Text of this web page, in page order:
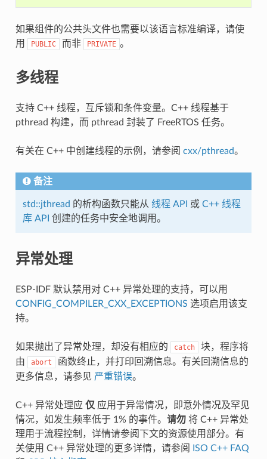
如果组件的公共头文件也需要以该语言标准编译，请使
用
PUBLIC 而非 PRIVATE 。
多线程
支持 C++ 线程，互斥锁和条件变量。C++ 线程基于
pthread 构建，而 pthread 封装了 FreeRTOS 任务。
有关在 C++ 中创建线程的示例，请参阅 cxx/pthread。
备注
std::jthread 的析构函数只能从 线程 API 或 C++ 线程
库 API 创建的任务中安全地调用。
异常处理
ESP-IDF 默认禁用对 C++ 异常处理的支持，可以用
CONFIG_COMPILER_CXX_EXCEPTIONS 选项启用该支
持。
如果抛出了异常处理，却没有相应的 catch
块，程序将
由
abort
函数终止，并打印回溯信息。有关回溯信息的
更多信息，请参见 严重错误。
C++ 异常处理应 仅 应用于异常情况，即意外情况及罕见
情况，如发生频率低于 1% 的事件。 请勿将 C++ 异常处
理用于流程控制，详情请参阅下文的资源使用部分。有
关使用 C++ 异常处理的更多详情，请参阅
ISO C++ FAQ